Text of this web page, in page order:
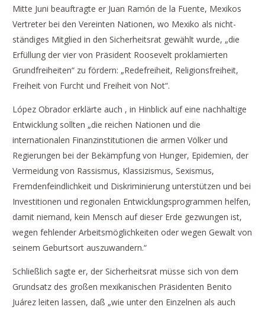
Mitte Juni beauftragte er Juan Ramón de la Fuente, Mexikos
Vertreter bei den Vereinten Nationen, wo Mexiko als nicht-
ständiges Mitglied in den Sicherheitsrat gewählt wurde, „die
Erfüllung der vier von Präsident Roosevelt proklamierten
Grundfreiheiten“ zu fördern: „Redefreiheit, Religionsfreiheit,
Freiheit von Furcht und Freiheit von Not“.
López Obrador erklärte auch , in Hinblick auf eine nachhaltige
Entwicklung sollten „die reichen Nationen und die
internationalen Finanzinstitutionen die armen Völker und
Regierungen bei der Bekämpfung von Hunger, Epidemien, der
Vermeidung von Rassismus, Klassizismus, Sexismus,
Fremdenfeindlichkeit und Diskriminierung unterstützen und bei
Investitionen und regionalen Entwicklungsprogrammen helfen,
damit niemand, kein Mensch auf dieser Erde gezwungen ist,
wegen fehlender Arbeitsmöglichkeiten oder wegen Gewalt von
seinem Geburtsort auszuwandern.“
Schließlich sagte er, der Sicherheitsrat müsse sich von dem
Grundsatz des großen mexikanischen Präsidenten Benito
Juárez leiten lassen, daß „wie unter den Einzelnen als auch